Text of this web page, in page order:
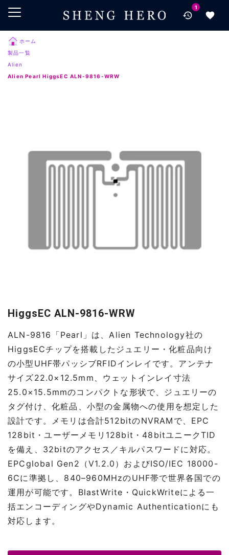
メインコンテンツにスキップ
検索にスキップ
フッターにスキップ
1
ホーム
製品一覧
Alien
Alien Pearl HiggsEC ALN-9816-WRW
HiggsEC ALN-9816-WRW
ALN-9816「Pearl」は、Alien Technology社の
HiggsECチップを搭載したジュエリー・化粧品向け
の小型UHF帯パッシブRFIDインレイです。アンテナ
サイズ22.0×12.5mm、ウェットインレイ寸法
25.0×15.5mmのコンパクトな形状で、ジュエリーの
タグ付け、化粧品、小型の金属物への使用を想定した
設計です。メモリは合計512bitのNVRAMで、EPC
128bit・ユーザーメモリ128bit・48bitユニークTID
を備え、32bitのアクセス／キルパスワードに対応。
EPCglobal Gen2（V1.2.0）およびISO/IEC 18000-
6Cに準拠し、840–960MHzのUHF帯で世界各国での
運用が可能です。BlastWrite・QuickWriteによる一
括エンコーディングやDynamic Authenticationにも
対応します。